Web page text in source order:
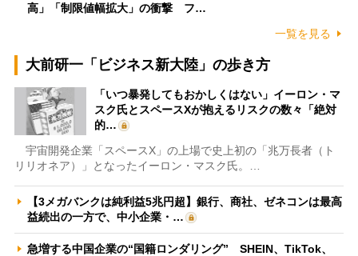
高」「制限値幅拡大」の衝撃 フ…
一覧を見る
大前研一「ビジネス新大陸」の歩き方
「いつ暴発してもおかしくはない」イーロン・マ
スク氏とスペースXが抱えるリスクの数々「絶対
的…
宇宙開発企業「スペースX」の上場で史上初の「兆万長者（ト
リリオネア）」となったイーロン・マスク氏。…
【3メガバンクは純利益5兆円超】銀行、商社、ゼネコンは最高
益続出の一方で、中小企業・…
急増する中国企業の“国籍ロンダリング” SHEIN、TikTok、